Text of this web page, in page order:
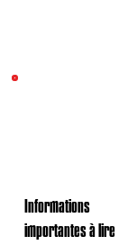
Informations
importantes à lire